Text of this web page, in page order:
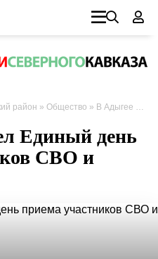
район » Общество » В Адыгее прошел Единый день приема участников СВО и членов их семей
Единый день
СВО и